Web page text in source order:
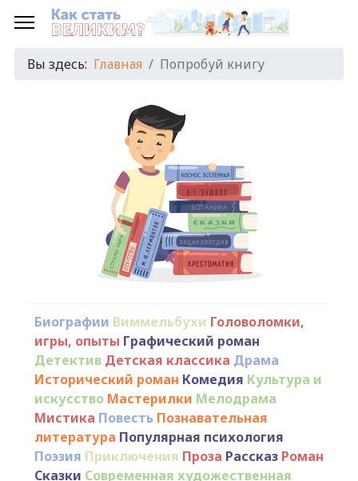
Вы здесь: Главная Попробуй книгу
Биографии Виммельбухи Головоломки,
игры, опыты Графический роман
Детектив Детская классика Драма
Исторический роман Комедия Культура и
искусство Мастерилки Мелодрама
Мистика Повесть Познавательная
литература Популярная психология
Поэзия Приключения Проза Рассказ Роман
Сказки Современная художественная